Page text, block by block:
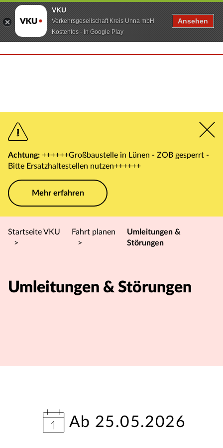
Achtung: ++++++Großbaustelle in Lünen - ZOB gesperrt -
Bitte Ersatzhaltestellen nutzen++++++
Mehr erfahren
Startseite VKU
>
Fahrt planen
>
Umleitungen &
Störungen
Umleitungen & Störungen
Ab 25.05.2026
VKU
Verkehrsgesellschaft Kreis Unna mbH
Kostenlos - In Google Play
Ansehen